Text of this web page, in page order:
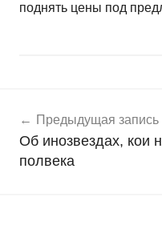
поднять цены под
о
в
о
по
записям
Предыдущая запись
Об инозвездах, кои
полвека